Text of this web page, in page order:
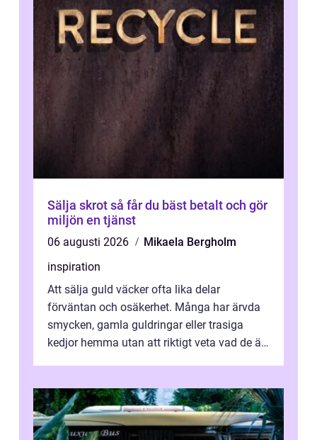
Sälja skrot så får du bäst betalt och gör
miljön en tjänst
06 augusti 2026
Mikaela Bergholm
inspiration
Att sälja guld väcker ofta lika delar
förväntan och osäkerhet. Många har ärvda
smycken, gamla guldringar eller trasiga
kedjor hemma utan att riktigt veta vad de är